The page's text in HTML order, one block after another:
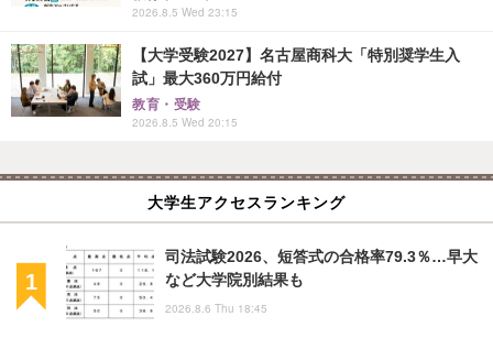
2026.8.5 Wed 23:15
【大学受験2027】名古屋商科大「特別奨学生入
試」最大360万円給付
教育・受験
2026.8.5 Wed 20:15
大学生アクセスランキング
司法試験2026、短答式の合格率79.3％…早大
など大学院別結果も
2026.8.6 Thu 18:45